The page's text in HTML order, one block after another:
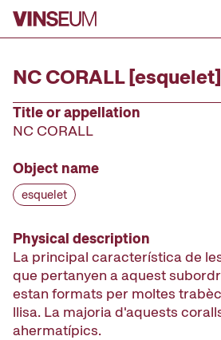
Go to content
NC CORALL [esquelet]
Title or appellation
NC CORALL
Object name
esquelet
Physical description
La principal característica de
que pertanyen a aquest
estan formats per moltes
llisa. La majoria d'aquests
ahermatípics.